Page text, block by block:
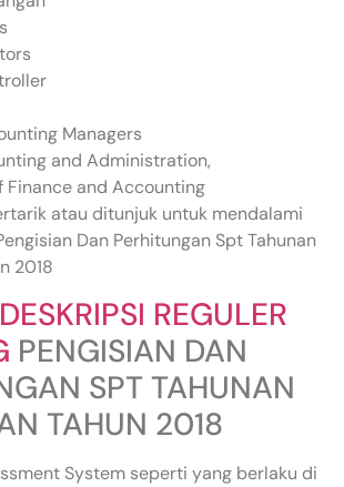
Managers
and Administration,
Finance and Accounting
atau ditunjuk untuk mendalami
Dan Perhitungan Spt Tahunan
2018
DESKRIPSI REGULER
PENGISIAN DAN
SPT TAHUNAN
TAHUN 2018
System seperti yang berlaku di